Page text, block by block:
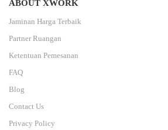
ABOUT XWORK
Jaminan Harga Terbaik
Partner Ruangan
Ketentuan Pemesanan
FAQ
Blog
Contact Us
Privacy Policy